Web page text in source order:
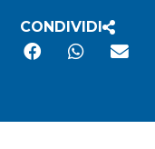
CONDIVIDI